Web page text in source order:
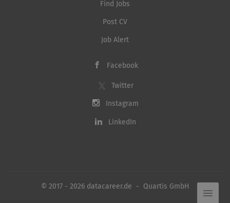
Find Jobs
Post CV
Job Alert
Facebook
Twitter
Instagram
LinkedIn
© 2017 - 2026 datacareer.de - Quartis GmbH